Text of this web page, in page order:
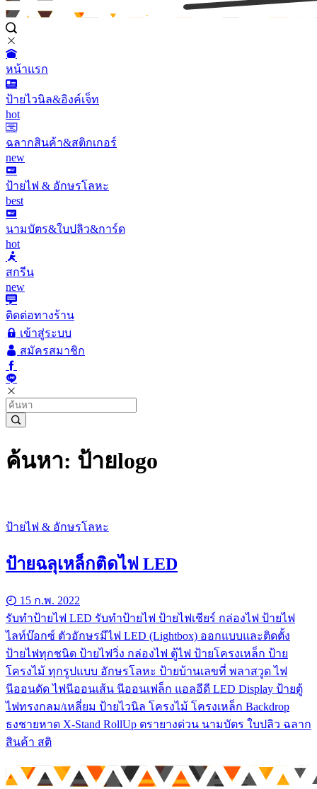
หน้าแรก
ป้ายไวนิล&อิงค์เจ็ท
hot
ฉลากสินค้า&สติกเกอร์
new
ป้ายไฟ & อักษรโลหะ
best
นามบัตร&ใบปลิว&การ์ด
hot
สกรีน
new
ติดต่อทางร้าน
เข้าสู่ระบบ
สมัครสมาชิก
ค้นหา: ป้ายlogo
ป้ายไฟ & อักษรโลหะ
ป้ายฉลุเหล็กติดไฟ LED
15 ก.พ. 2022
รับทําป้ายไฟ LED รับทำป้ายไฟ ป้ายไฟเชียร์ กล่องไฟ ป้ายไฟ
ไลท์บ๊อกซ์ ตัวอักษรมีไฟ LED (Lightbox) ออกแบบและติดตั้ง
ป้ายไฟทุกชนิด ป้ายไฟวิ่ง กล่องไฟ ตู้ไฟ ป้ายโครงเหล็ก ป้าย
โครงไม้ ทุกรูปแบบ อักษรโลหะ ป้ายบ้านเลขที่ พลาสวูด ไฟ
นีออนดัด ไฟนีออนเส้น นีออนเฟล็ก แอลอีดี LED Display ป้ายตู้
ไฟทรงกลม/เหลี่ยม ป้ายไวนิล โครงไม้ โครงเหล็ก Backdrop
ธงชายหาด X-Stand RollUp ตรายางด่วน นามบัตร ใบปลิว ฉลาก
สินค้า สติ